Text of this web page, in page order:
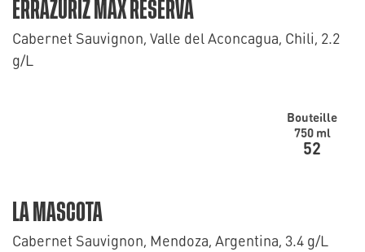
ERRAZURIZ MAX RESERVA
Cabernet Sauvignon, Valle del Aconcagua, Chili, 2.2
g/L
Bouteille
750 ml
52
LA MASCOTA
Cabernet Sauvignon, Mendoza, Argentina, 3.4 g/L